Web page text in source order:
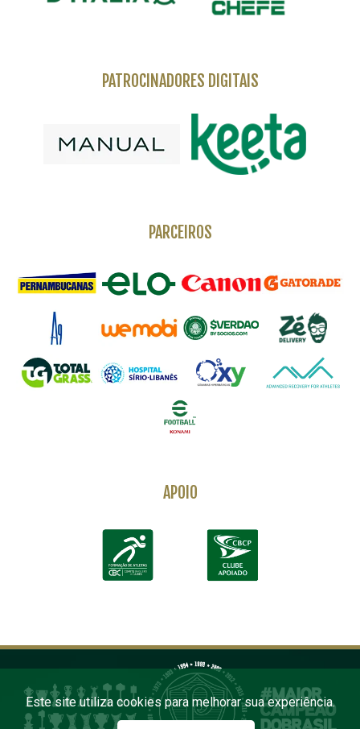
PATROCINADORES DIGITAIS
PARCEIROS
APOIO
Este site utiliza cookies para melhorar sua experiência.